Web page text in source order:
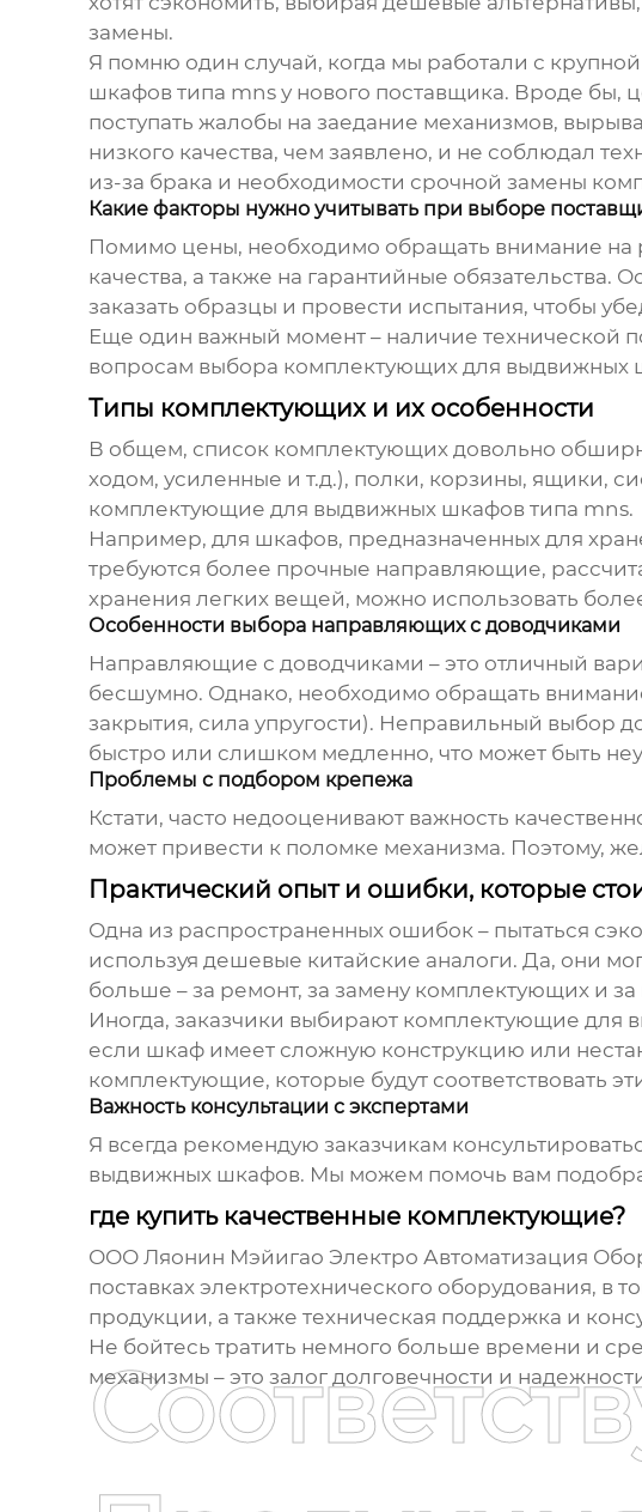
замены.
Я помню один случай, когда мы работали с
шкафов типа mnsу нового поставщика. Вроде бы,
поступать жалобы на заедание механизмов,
низкого качества, чем заявлено, и не соблюдал
из-за брака и необходимости срочной замены
Какие факторы нужно учитывать при выборе
Помимо цены, необходимо обращать внимание на
качества, а также на гарантийные
заказать образцы и провести испытания, чтобы
Еще один важный момент – наличие технической
вопросам выбора комплектующих для выдвижных
Типы комплектующих и их особенности
В общем, список комплектующих довольно
ходом, усиленные и т.д.), полки, корзины, ящики,
комплектующие для выдвижных шкафов типа mns.
Например, для шкафов, предназначенных для
требуются более прочные направляющие,
хранения легких вещей, можно использовать
Особенности выбора направляющих с доводчиками
Направляющие с доводчиками – это отличный
бесшумно. Однако, необходимо обращать
закрытия, сила упругости). Неправильный выбор
быстро или слишком медленно, что может быть
Проблемы с подбором крепежа
Кстати, часто недооценивают важность
может привести к поломке механизма. Поэтому,
Практический опыт и ошибки, которые
Одна из распространенных ошибок – пытаться
используя дешевые китайские аналоги. Да, они
больше – за ремонт, за замену комплектующих и
Иногда, заказчики выбирают комплектующие для
если шкаф имеет сложную конструкцию или
комплектующие, которые будут соответствовать
Важность консультации с экспертами
Я всегда рекомендую заказчикам
выдвижных шкафов. Мы можем помочь вам
где купить качественные комплектующие?
ООО Ляонин Мэйигао Электро Автоматизация
поставках электротехнического оборудования, в
продукции, а также техническая поддержка и
Не бойтесь тратить немного больше времени и
механизмы – это залог долговечности и